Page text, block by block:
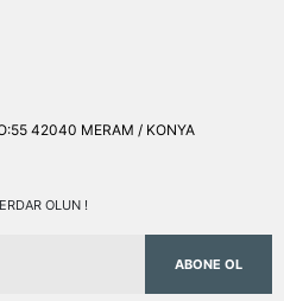
42040 MERAM / KONYA
OLUN !
ABONE OL